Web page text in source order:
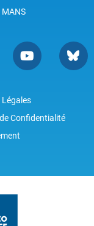
MANS
Confidentialité